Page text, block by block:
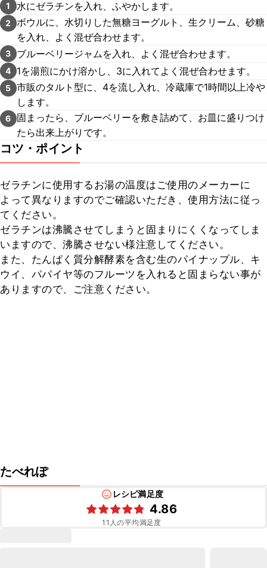
1 水にゼラチンを入れ、ふやかします。
2
ボウルに、水切りした無糖ヨーグルト、生クリーム、砂糖
を入れ、よく混ぜ合わせます。
3 ブルーベリージャムを入れ、よく混ぜ合わせます。
4 1を湯煎にかけ溶かし、3に入れてよく混ぜ合わせます。
5 市販のタルト型に、4を流し入れ、冷蔵庫で1時間以上冷や
します。
6
固まったら、ブルーベリーを敷き詰めて、お皿に盛りつけ
たら出来上がりです。
コツ・ポイント
ゼラチンに使用するお湯の温度はご使用のメーカーに
よって異なりますのでご確認いただき、使用方法に従っ
てください。
ゼラチンは沸騰させてしまうと固まりにくくなってしま
いますので、沸騰させない様注意してください。
また、たんぱく質分解酵素を含む生のパイナップル、キ
ウイ、パパイヤ等のフルーツを入れると固まらない事が
ありますので、ご注意ください。
たべれぽ
レシピ満足度
4.86
11 人の平均満足度